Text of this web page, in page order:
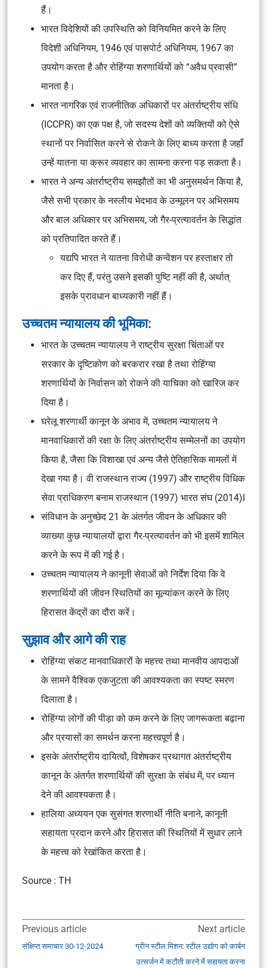
हैं।
भारत विदेशियों की उपस्थिति को विनियमित करने के लिए
विदेशी अधिनियम, 1946 एवं पासपोर्ट अधिनियम, 1967 का
उपयोग करता है और रोहिंग्या शरणार्थियों को “अवैध प्रवासी”
मानता है।
भारत नागरिक एवं राजनीतिक अधिकारों पर अंतर्राष्ट्रीय संधि
(ICCPR) का एक पक्ष है, जो सदस्य देशों को व्यक्तियों को ऐसे
स्थानों पर निर्वासित करने से रोकने के लिए बाध्य करता है जहाँ
उन्हें यातना या क्रूर व्यवहार का सामना करना पड़ सकता है।
भारत ने अन्य अंतर्राष्ट्रीय समझौतों का भी अनुसमर्थन किया है,
जैसे सभी प्रकार के नस्लीय भेदभाव के उन्मूलन पर अभिसमय
और बाल अधिकार पर अभिसमय, जो गैर-प्रत्यावर्तन के सिद्धांत
को प्रतिपादित करते हैं।
यद्यपि भारत ने यातना विरोधी कन्वेंशन पर हस्ताक्षर तो
कर दिए हैं, परंतु उसने इसकी पुष्टि नहीं की है, अर्थात्
इसके प्रावधान बाध्यकारी नहीं हैं।
उच्चतम न्यायालय की भूमिका:
भारत के उच्चतम न्यायालय ने राष्ट्रीय सुरक्षा चिंताओं पर
सरकार के दृष्टिकोण को बरकरार रखा है तथा रोहिंग्या
शरणार्थियों के निर्वासन को रोकने की याचिका को खारिज कर
दिया है।
घरेलू शरणार्थी कानून के अभाव में, उच्चतम न्यायालय ने
मानवाधिकारों की रक्षा के लिए अंतर्राष्ट्रीय सम्मेलनों का उपयोग
किया है, जैसा कि विशाखा एवं अन्य जैसे ऐतिहासिक मामलों में
देखा गया है। वी राजस्थान राज्य (1997) और राष्ट्रीय विधिक
सेवा प्राधिकरण बनाम राजस्थान (1997) भारत संघ (2014)I
संविधान के अनुच्छेद 21 के अंतर्गत जीवन के अधिकार की
व्याख्या कुछ न्यायालयों द्वारा गैर-प्रत्यावर्तन को भी इसमें शामिल
करने के रूप में की गई है।
उच्चतम न्यायालय ने कानूनी सेवाओं को निर्देश दिया कि वे
शरणार्थियों की जीवन स्थितियों का मूल्यांकन करने के लिए
हिरासत केंद्रों का दौरा करें।
सुझाव और आगे की राह
रोहिंग्या संकट मानवाधिकारों के महत्त्व तथा मानवीय आपदाओं
के सामने वैश्विक एकजुटता की आवश्यकता का स्पष्ट स्मरण
दिलाता है।
रोहिंग्या लोगों की पीड़ा को कम करने के लिए जागरूकता बढ़ाना
और प्रयासों का समर्थन करना महत्त्वपूर्ण है।
इसके अंतर्राष्ट्रीय दायित्वों, विशेषकर प्रथागत अंतर्राष्ट्रीय
कानून के अंतर्गत शरणार्थियों की सुरक्षा के संबंध में, पर ध्यान
देने की आवश्यकता है।
हालिया अध्ययन एक सुसंगत शरणार्थी नीति बनाने, कानूनी
सहायता प्रदान करने और हिरासत की स्थितियों में सुधार लाने
के महत्त्व को रेखांकित करता है।
Source : TH
Previous article
संक्षिप्त समाचार 30-12-2024
Next article
ग्रीन स्टील मिशन: स्टील उद्योग को कार्बन
उत्सर्जन में कटौती करने में सहायता करना